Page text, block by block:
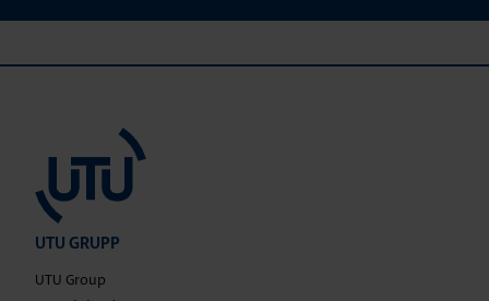
UTU GRUPP
UTU Group